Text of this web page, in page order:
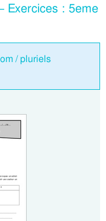
Exercices : 5eme
/ pluriels